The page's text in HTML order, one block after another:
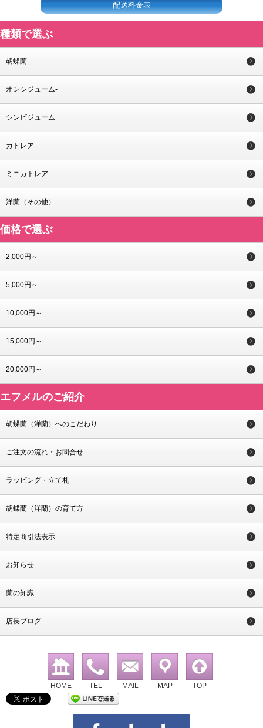
配送料金表
種類で選ぶ
胡蝶蘭
オンシジューム-
シンビジューム
カトレア
ミニカトレア
洋蘭（その他）
価格で選ぶ
2,000円～
5,000円～
10,000円～
15,000円～
20,000円～
エフメルのご紹介
胡蝶蘭（洋蘭）へのこだわり
ご注文の流れ・お問合せ
ラッピング・立て札
胡蝶蘭（洋蘭）の育て方
特定商引法表示
お知らせ
蘭の知識
店長ブログ
HOME TEL MAIL MAP TOP